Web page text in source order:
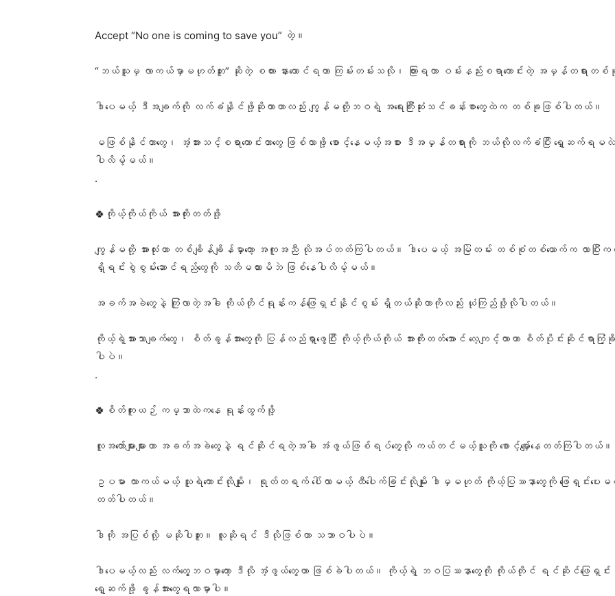
Accept “No one is coming to save you” တဲ့။
“ဘယ်သူမှ လာကယ်မှာမဟုတ်ဘူး” ဆိုတဲ့ စကား နားထောင်ရတာ ကြမ်းတမ်းသလို၊ ကြားရတာ ဝမ်းနည်းစရာကောင်းတဲ့ အမှန်တရားတ
ဒါပေမယ့် ဒီအချက်ကို လက်ခံနိုင်ဖို့ဆိုတာဟာလည်း ကျွန်မတို့ဘဝရဲ့ အရေးကြီးဆုံးသင်ခန်းစာတွေထဲက တစ်ခုဖြစ်ပါတယ်။
မဖြစ်နိုင်တာတွေ၊ အံ့အားသင့်စရာကောင်းတာတွေ ဖြစ်လာဖို့ စောင့်နေမယ့်အစား ဒီအမှန်တရားကို ဘယ်လိုလက်ခံပြီး ရှေ့ဆက်ရ
ပါလိမ့်မယ်။
.
🍀ကိုယ့်ကိုယ်ကိုယ် အားကိုးတတ်ဖို့
ကျွန်မတို့ အားလုံးဟာ တစ်ချိန်ချိန်မှာတော့ အကူအညီ လိုအပ်တတ်ကြပါတယ်။ ဒါပေမယ့် အမြဲတမ်း တစ်စုံတစ်ယောက်က လာ
ရှိရင်းစွဲစွမ်းဆောင်ရည်တွေကို သတိမထားမိဘဲ ဖြစ်နေပါလိမ့်မယ်။
အခက်အခဲတွေနဲ့ ကြုံလာတဲ့အခါ ကိုယ်တိုင်ရုန်းကန်ဖြေရှင်းနိုင်စွမ်း ရှိတယ်ဆိုတာကိုလည်း ယုံကြည်ဖို့လိုပါတယ်။
ကိုယ့်ရဲ့အားသာချက်တွေ၊ စိတ်ခွန်အားတွေကို ပြန်လည်ရှာဖွေပြီး ကိုယ့်ကိုယ်ကိုယ် အားကိုးတတ်အောင် လေ့ကျင့်တာဟာ စိတ်ပိုင်းဆိုင်ရ
ပါပဲ။
.
🍀စိတ်ကူးယဉ် ကမ္ဘာထဲကနေ ရုန်းထွက်ဖို့
လူအတော်များများဟာ အခက်အခဲတွေနဲ့ ရင်ဆိုင်ရတဲ့အခါ အံဖွယ်ဖြစ်ရပ်တွေလို ကယ်တင်မယ့်သူကို စောင့်မျှော်နေတတ်ကြပါတယ်။
ဥပမာ လာကယ်မယ့် သူရဲကောင်းလိုမျိုး၊ ရုတ်တရက် ပေါ်လာမယ့် ထီပေါက်ခြင်းလိုမျိုး ဒါမှမဟုတ် ကိုယ့်ပြဿနာတွေကို ဖြေရှင်းပေး
တတ်ပါတယ်။
ဒါကို အပြစ်လို့ မဆိုပါဘူး။ လူဆိုရင် ဒီလိုဖြစ်တာ သဘာဝပါပဲ။
ဒါပေမယ့်လည်း လက်တွေ့ဘဝမှာတော့ ဒီလို အံ့ဖွယ်တွေဟာ ဖြစ်ခဲပါတယ်။ ကိုယ့်ရဲ့ ဘဝပြဿနာတွေကို ကိုယ်တိုင် ရင်ဆိုင်ဖြ
ရှေ့ဆက်ဖို့ ခွန်အားတွေရလာမှာပါ။